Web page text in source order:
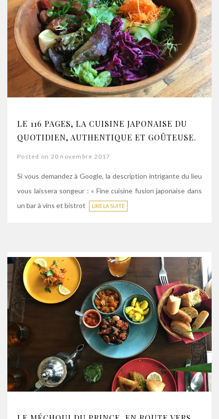
LE 116 PAGES, LA CUISINE JAPONAISE DU
QUOTIDIEN, AUTHENTIQUE ET GOÛTEUSE.
Posted on 20 novembre 2017
Si vous demandez à Google, la description intrigante du lieu
vous laissera songeur : « Fine cuisine fusion japonaise dans
un bar à vins et bistrot
LIRE LA SUITE